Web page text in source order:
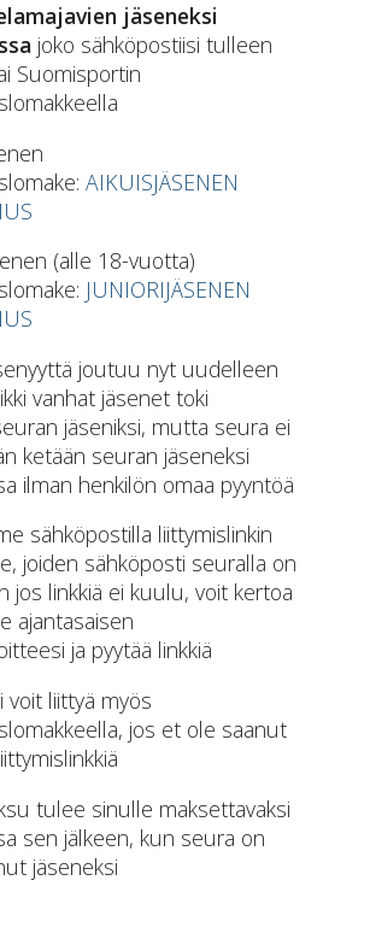
jäseneksi
joko sähköpostiisi tulleen
Suomisportin
AIKUISJÄSENEN
(alle 18-vuotta)
JUNIORIJÄSENEN
joutuu nyt uudelleen
vanhat jäsenet toki
jäseniksi, mutta seura ei
ketään seuran jäseneksi
ilman henkilön omaa pyyntöä
sähköpostilla liittymislinkin
joiden sähköposti seuralla on
jos linkkiä ei kuulu, voit kertoa
ajantasaisen
ja pyytää linkkiä
liittyä myös
jos et ole saanut
tulee sinulle maksettavaksi
sen jälkeen, kun seura on
jäseneksi